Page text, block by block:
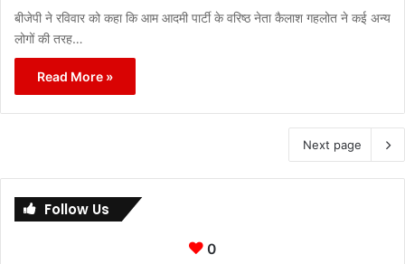
बीजेपी ने रविवार को कहा कि आम आदमी पार्टी के वरिष्ठ नेता कैलाश गहलोत ने कई अन्य
लोगों की तरह…
Read More »
Next page
Follow Us
0